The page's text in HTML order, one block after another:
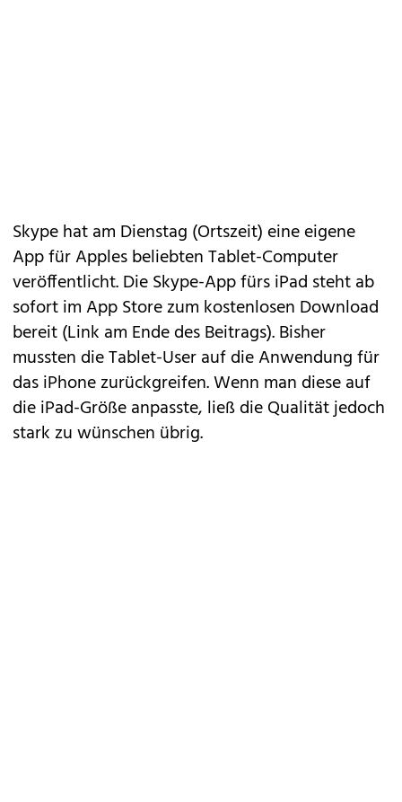
Skypehat am Dienstag (Ortszeit) eine eigene
App für Apples beliebten Tablet-Computer
veröffentlicht. Die Skype-App fürs iPad steht ab
sofort im App Store zum kostenlosen Download
bereit (Link am Ende des Beitrags). Bisher
mussten die Tablet-User auf die Anwendung für
das iPhone zurückgreifen. Wenn man diese auf
die iPad-Größe anpasste, ließ die Qualität jedoch
stark zu wünschen übrig.